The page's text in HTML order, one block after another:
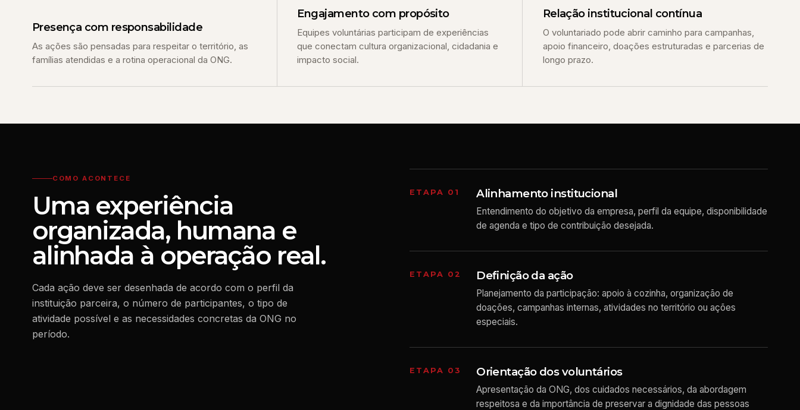
Presença com responsabilidade
As ações são pensadas para respeitar o território, as
famílias atendidas e a rotina operacional da ONG.
Engajamento com propósito
Equipes voluntárias participam de experiências
que conectam cultura organizacional, cidadania e
impacto social.
Relação institucional contínua
O voluntariado pode abrir caminho para campanhas,
apoio financeiro, doações estruturadas e parcerias de
longo prazo.
COMO ACONTECE
Uma experiência
organizada, humana e
alinhada à operação real.
Cada ação deve ser desenhada de acordo com o perfil da
instituição parceira, o número de participantes, o tipo de
atividade possível e as necessidades concretas da ONG no
período.
ETAPA 01 Alinhamento institucional
Entendimento do objetivo da empresa, perfil da equipe, disponibilidade
de agenda e tipo de contribuição desejada.
ETAPA 02 Definição da ação
Planejamento da participação: apoio à cozinha, organização de
doações, campanhas internas, atividades no território ou ações
especiais.
ETAPA 03 Orientação dos voluntários
Apresentação da ONG, dos cuidados necessários, da abordagem
respeitosa e da importância de preservar a dignidade das pessoas